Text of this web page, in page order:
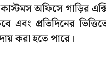
কাস্টমস অফিসে গাড়ির
এবং প্রতিদিনের
করা হতে পারে।